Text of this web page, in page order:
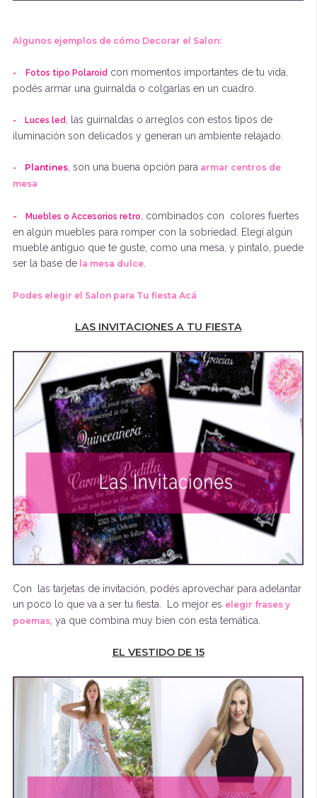
Algunos ejemplos de cómo Decorar el Salon:
- Fotos tipo Polaroid con momentos importantes de tu vida,
podés armar una guirnalda o colgarlas en un cuadro.
- Luces led
, las guirnaldas o arreglos con estos tipos de
iluminación son delicados y generan un ambiente relajado.
- Plantines, son una buena opción para armar centros de
mesa
- Muebles o Accesorios retro
, combinados con colores fuertes
en algún muebles para romper con la sobriedad. Elegí algún
mueble antiguo que te guste, como una mesa, y pintalo, puede
ser la base dela mesa dulce.
Podes elegir el Salon para Tu fiesta Acá
LAS INVITACIONES A TU FIESTA
Con las tarjetas de invitación, podés aprovechar para adelantar
un poco lo que va a ser tu fiesta. Lo mejor es elegir frases y
poemas, ya que combina muy bien con esta temática.
EL VESTIDO DE 15